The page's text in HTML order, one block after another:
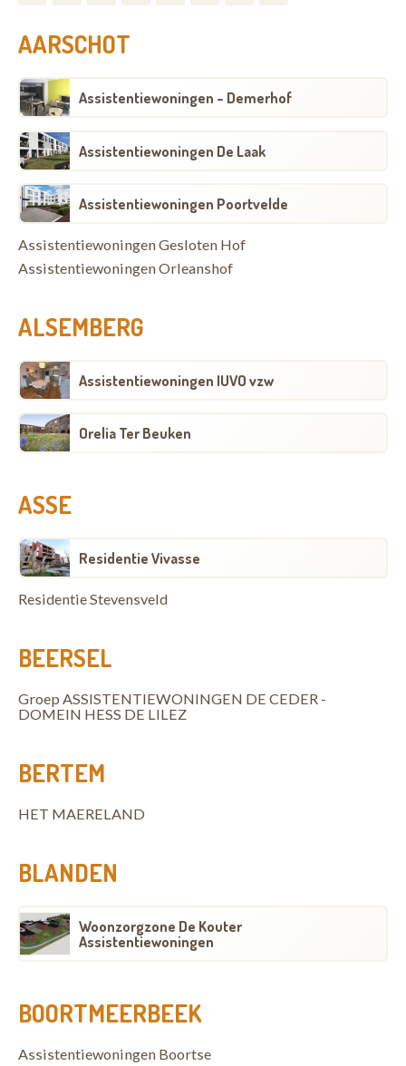
AARSCHOT
Assistentiewoningen - Demerhof
Assistentiewoningen De Laak
Assistentiewoningen Poortvelde
Assistentiewoningen Gesloten Hof
Assistentiewoningen Orleanshof
ALSEMBERG
Assistentiewoningen IUVO vzw
Orelia Ter Beuken
ASSE
Residentie Vivasse
Residentie Stevensveld
BEERSEL
Groep ASSISTENTIEWONINGEN DE CEDER -
DOMEIN HESS DE LILEZ
BERTEM
HET MAERELAND
BLANDEN
Woonzorgzone De Kouter
Assistentiewoningen
BOORTMEERBEEK
Assistentiewoningen Boortse